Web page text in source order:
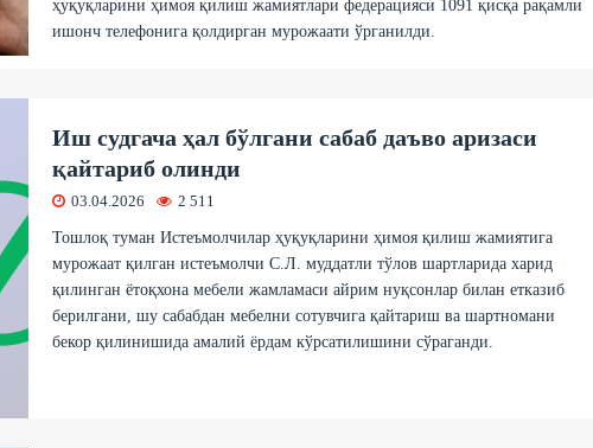
ҳуқуқларини ҳимоя қилиш жамиятлари федерацияси 1091 қисқа рақамли
ишонч телефонига қолдирган мурожаати ўрганилди.
Иш судгача ҳал бўлгани сабаб даъво аризаси
қайтариб олинди
03.04.2026 2 511
Тошлоқ туман Истеъмолчилар ҳуқуқларини ҳимоя қилиш жамиятига
мурожаат қилган истеъмолчи С.Л. муддатли тўлов шартларида харид
қилинган ётоқхона мебели жамламаси айрим нуқсонлар билан етказиб
берилгани, шу сабабдан мебелни сотувчига қайтариш ва шартномани
бекор қилинишида амалий ёрдам кўрсатилишини сўраганди.